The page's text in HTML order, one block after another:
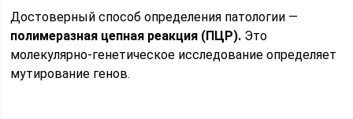
Достоверный способ определения патологии —
полимеразная цепная реакция (ПЦР). Это
молекулярно-генетическое исследование определяет
мутирование генов.